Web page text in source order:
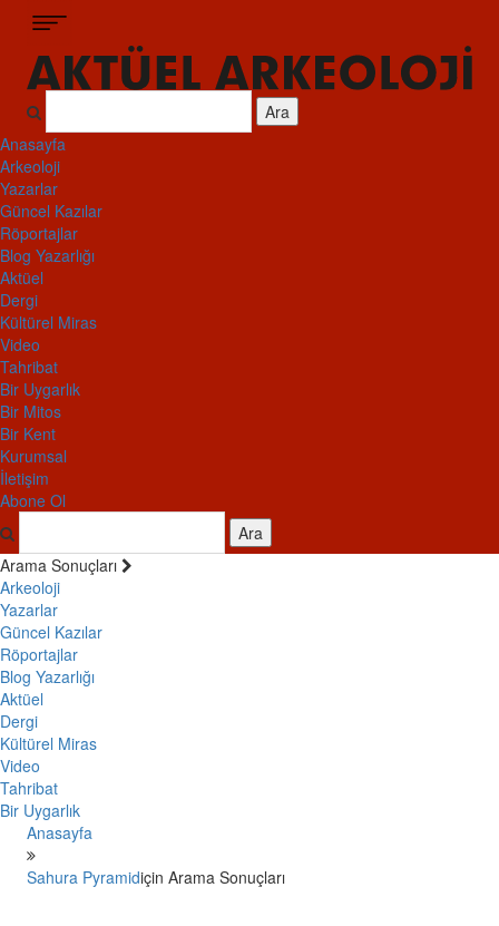
Ara
Anasayfa
Arkeoloji
Yazarlar
Güncel Kazılar
Röportajlar
Blog Yazarlığı
Aktüel
Dergi
Kültürel Miras
Video
Tahribat
Bir Uygarlık
Bir Mitos
Bir Kent
Kurumsal
İletişim
Abone Ol
Ara
Arama Sonuçları
Arkeoloji
Yazarlar
Güncel Kazılar
Röportajlar
Blog Yazarlığı
Aktüel
Dergi
Kültürel Miras
Video
Tahribat
Bir Uygarlık
Anasayfa
Sahura Pyramidiçin Arama Sonuçları